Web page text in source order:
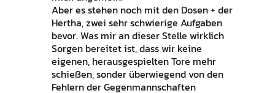
Aber es stehen noch mit den Dosen + der
Hertha, zwei sehr schwierige Aufgaben
bevor. Was mir an dieser Stelle wirklich
Sorgen bereitet ist, dass wir keine
eigenen, herausgespielten Tore mehr
schießen, sonder überwiegend von den
Fehlern der Gegenmannschaften